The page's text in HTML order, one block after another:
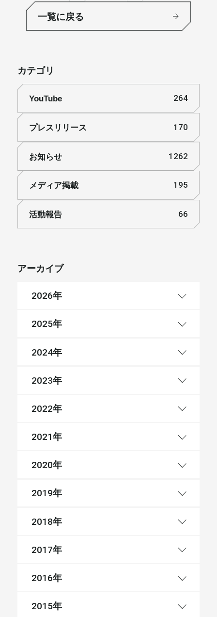
一覧に戻る
カテゴリ
YouTube 264
プレスリリース 170
お知らせ 1262
メディア掲載 195
活動報告 66
アーカイブ
2026年
2025年
2024年
2023年
2022年
2021年
2020年
2019年
2018年
2017年
2016年
2015年